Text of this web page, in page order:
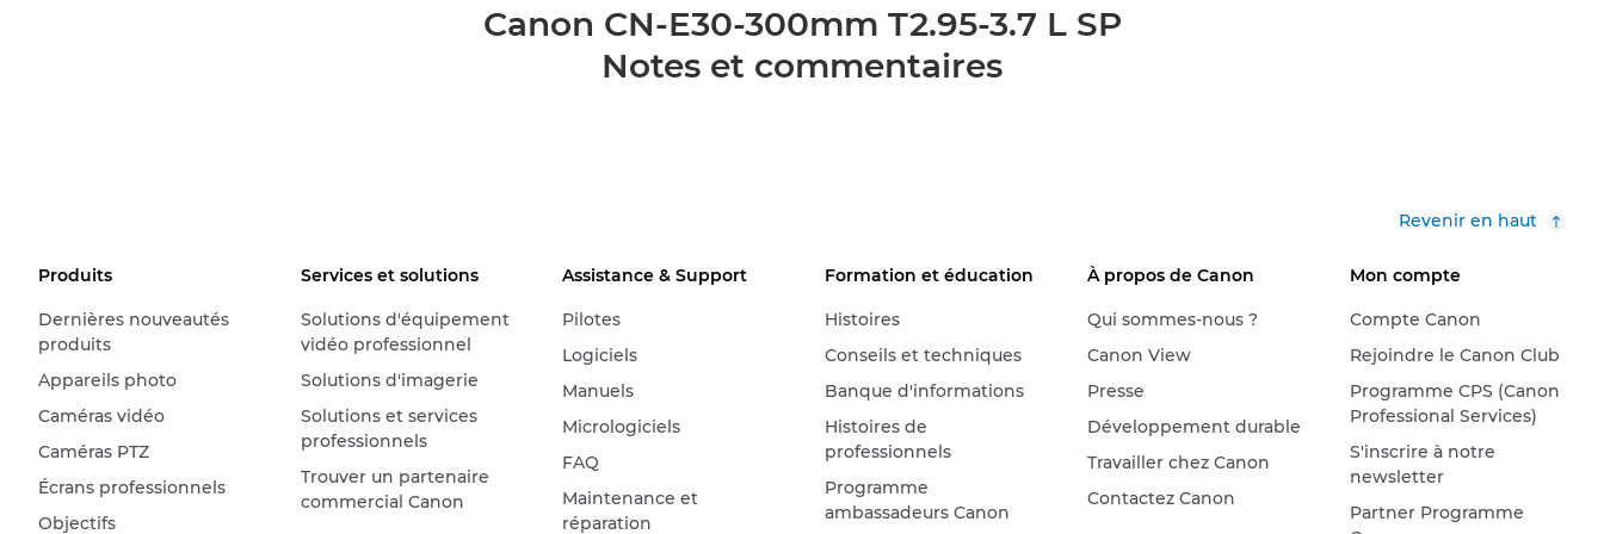
Canon CN-E30-300mm T2.95-3.7 L SP
Notes et commentaires
Revenir en haut
Produits
Dernières nouveautés
produits
Appareils photo
Caméras vidéo
Caméras PTZ
Écrans professionnels
Objectifs
Services et solutions
Solutions d'équipement
vidéo professionnel
Solutions d'imagerie
Solutions et services
professionnels
Trouver un partenaire
commercial Canon
Assistance & Support
Pilotes
Logiciels
Manuels
Micrologiciels
FAQ
Maintenance et
réparation
Formation et éducation
Histoires
Conseils et techniques
Banque d'informations
Histoires de
professionnels
Programme
ambassadeurs Canon
À propos de Canon
Qui sommes-nous ?
Canon View
Presse
Développement durable
Travailler chez Canon
Contactez Canon
Mon compte
Compte Canon
Rejoindre le Canon Club
Programme CPS (Canon
Professional Services)
S'inscrire à notre
newsletter
Partner Programme